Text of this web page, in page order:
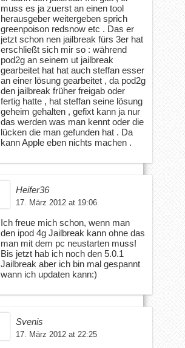
muss es ja zuerst an einen tool
herausgeber weitergeben sprich
greenpoison redsnow etc . Das er
jetzt schon nen jailbreak fürs 3er hat
erschließt sich mir so : während
pod2g an seinem ut jailbreak
gearbeitet hat hat auch steffan esser
an einer lösung gearbeitet , da pod2g
den jailbreak früher freigab oder
fertig hatte , hat steffan seine lösung
geheim gehalten , gefixt kann ja nur
das werden was man kennt oder die
lücken die man gefunden hat . Da
kann Apple eben nichts machen .
Heifer36
17. März 2012 at 19:06
Ich freue mich schon, wenn man
den ipod 4g Jailbreak kann ohne das
man mit dem pc neustarten muss!
Bis jetzt hab ich noch den 5.0.1
Jailbreak aber ich bin mal gespannt
wann ich updaten kann:)
Svenis
17. März 2012 at 22:25